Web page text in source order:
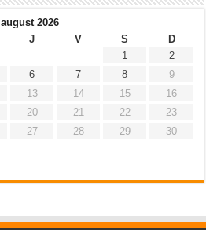
august 2026
J V S
D
1
2
6 7 8
9
13 14 15
16
20 21 22
23
27 28 29
30